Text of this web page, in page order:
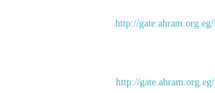
http://
http://